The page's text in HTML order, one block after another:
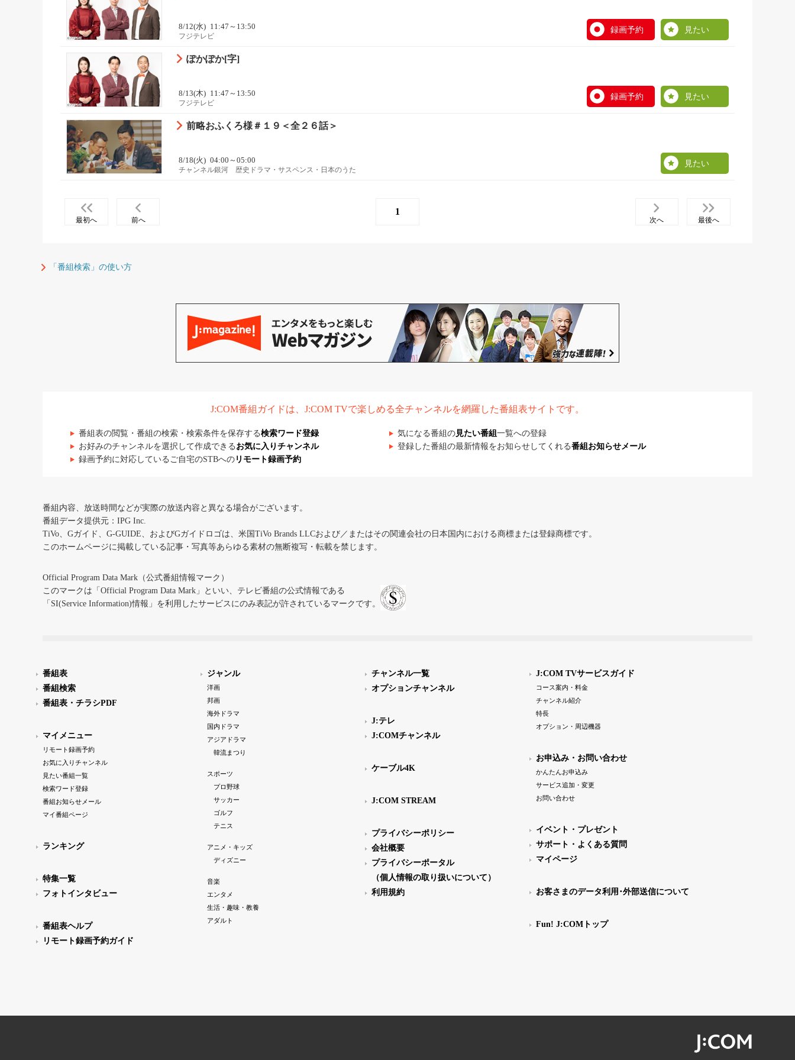
8/12(水) 11:47～13:50
フジテレビ
録画予約 見たい
ぽかぽか[字]
8/13(木) 11:47～13:50
フジテレビ
録画予約 見たい
前略おふくろ様＃１９＜全２６話＞
8/18(火) 04:00～05:00
チャンネル銀河 歴史ドラマ・サスペンス・日本のうた
見たい
最初へ 前へ
1
次へ 最後へ
「番組検索」の使い方
J:COM番組ガイドは、J:COM TVで楽しめる全チャンネルを網羅した番組表サイトです。
番組表の閲覧・番組の検索・検索条件を保存する検索ワード登録 気になる番組の見たい番組 一覧への登録
お好みのチャンネルを選択して作成できる お気に入りチャンネル 登録した番組の最新情報をお知らせしてくれる番組お知らせメール
録画予約に対応しているご自宅のSTBへの リモート録画予約
番組内容、放送時間などが実際の放送内容と異なる場合がございます。
番組データ提供元：IPG Inc.
TiVo、Gガイド、G-GUIDE、およびGガイドロゴは、米国TiVo Brands LLCおよび／またはその関連会社の日本国内における商標または登録商標です。
このホームページに掲載している記事・写真等あらゆる素材の無断複写・転載を禁じます。
Official Program Data Mark（公式番組情報マーク）
このマークは「Official Program Data Mark」といい、テレビ番組の公式情報である
「SI(Service Information)情報」を利用したサービスにのみ表記が許されているマークです。
番組表
番組検索
番組表・チラシPDF
マイメニュー
リモート録画予約
お気に入りチャンネル
見たい番組一覧
検索ワード登録
番組お知らせメール
マイ番組ページ
ランキング
特集一覧
フォトインタビュー
番組表ヘルプ
リモート録画予約ガイド
ジャンル
洋画
邦画
海外ドラマ
国内ドラマ
アジアドラマ
韓流まつり
スポーツ
プロ野球
サッカー
ゴルフ
テニス
アニメ・キッズ
ディズニー
音楽
エンタメ
生活・趣味・教養
アダルト
チャンネル一覧
オプションチャンネル
J:テレ
J:COMチャンネル
ケーブル4K
J:COM STREAM
プライバシーポリシー
会社概要
プライバシーポータル
（個人情報の取り扱いについて）
利用規約
J:COM TVサービスガイド
コース案内・料金
チャンネル紹介
特長
オプション・周辺機器
お申込み・お問い合わせ
かんたんお申込み
サービス追加・変更
お問い合わせ
イベント・プレゼント
サポート・よくある質問
マイページ
お客さまのデータ利用･外部送信について
Fun! J:COMトップ